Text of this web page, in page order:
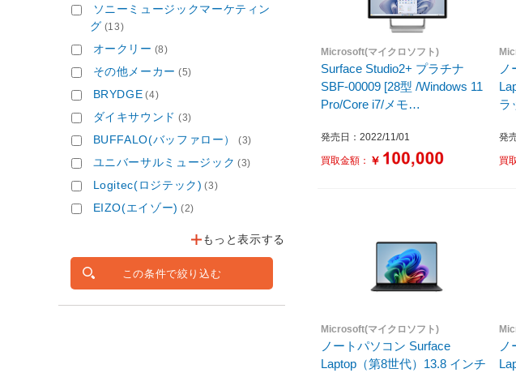
Microsoft(マイクロソフト)
Surface Studio2+ プラチナ
SBF-00009 [28型 /Windows 11
Pro/Core i7/メモ
発売日：2022/11/01
買取金額： ￥
ラ
発
買
Microsoft(マイクロソフト)
ノートパソコン Surface
Laptop（第8世代）13.8 インチ
ソニーミュージックマーケティン
グ (13)
オークリー (8)
その他メーカー (5)
BRYDGE (4)
ダイキサウンド (3)
BUFFALO(バッファロー） (3)
ユニバーサルミュージック (3)
Logitec(ロジテック) (3)
EIZO(エイゾー) (2)
もっと表示する
この条件で絞り込む